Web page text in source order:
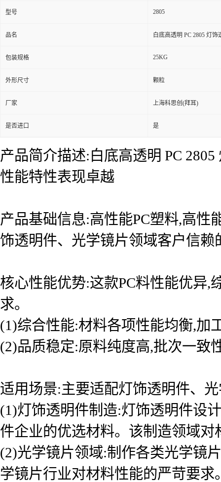
型号 2805
品名 白底高透明 PC 2805 灯饰
包装规格 25KG
外形尺寸 颗粒
厂家 上海科思创(拜耳)
是否进口 是
产品简介描述:白底高透明 PC
性能特性表现卓越
产品基础信息:高性能PC塑料,高性
饰透明件、光学镜片领域客户信
核心性能优势:这款PC料性能优异,
求。
(1)综合性能:材料各项性能均衡,加
(2)品质稳定:原料纯度高,批次一致
适用场景:主要适配灯饰透明件、
(1)灯饰透明件制造:灯饰透明件设
件企业的优选材料。该制造领域
(2)光学镜片领域:制作各类光学镜
学镜片行业对材料性能的严苛要